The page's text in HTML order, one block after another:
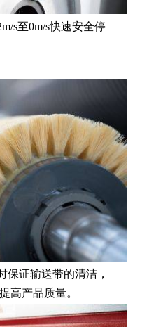
s至0m/s快速安全停
保证输送带的清洁，
高产品质量。